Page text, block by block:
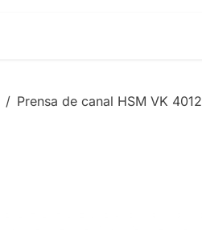
Prensa de canal HSM VK 4012